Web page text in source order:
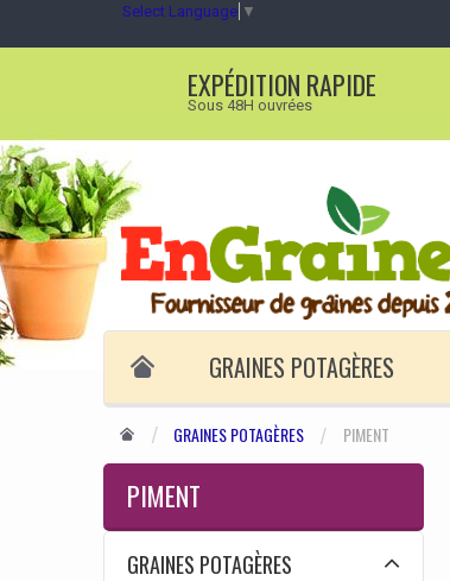
Select Language ▼
EXPÉDITION RAPIDE
Sous 48H ouvrées
GRAINES POTAGÈRES
GRAINES POTAGÈRES PIMENT
PIMENT
GRAINES POTAGÈRES